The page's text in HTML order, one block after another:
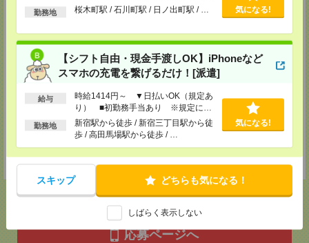
以上
勤務地 桜木町駅 / 石川町駅 / 日ノ出町駅 / … 気になる!
【シフト自由・現金手渡しOK】iPhoneなど
スマホの充電を繋げるだけ！[派遣]
給与
時給1414円～ ▼日払いOK（規定あ
り） ■初勤務手当あり ※規定によ
る
勤務地
新宿駅から徒歩 / 新宿三丁目駅から徒
歩 / 高田馬場駅から徒歩 / …
気になる!
スキップ どちらも気になる！
しばらく表示しない
〒277-0852 千葉県柏市旭町1-1-17 ＳＮビル4階
担当：採用担当
船橋支店
〒273-0005 千葉県船橋市本町5-3-3 大野ビル5Ｆ
TEL：047-455-3125
担当：採用担当
〒305-0817 茨城県つくば市研究学園5丁目12番地10 研究学園スクウェアビ
TEL：029-861-0302
担当：採用担当
応募ページへ